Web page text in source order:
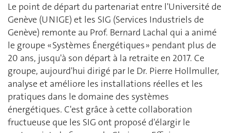
Le point de départ du partenariat entre l'Université de
Genève (UNIGE) et les SIG (Services Industriels de
Genève) remonte au Prof. Bernard Lachal qui a animé
le groupe « Systèmes Énergétiques » pendant plus de
20 ans, jusqu'à son départ à la retraite en 2017. Ce
groupe, aujourd'hui dirigé par le Dr. Pierre Hollmuller,
analyse et améliore les installations réelles et les
pratiques dans le domaine des systèmes
énergétiques. C'est grâce à cette collaboration
fructueuse que les SIG ont proposé d'élargir le